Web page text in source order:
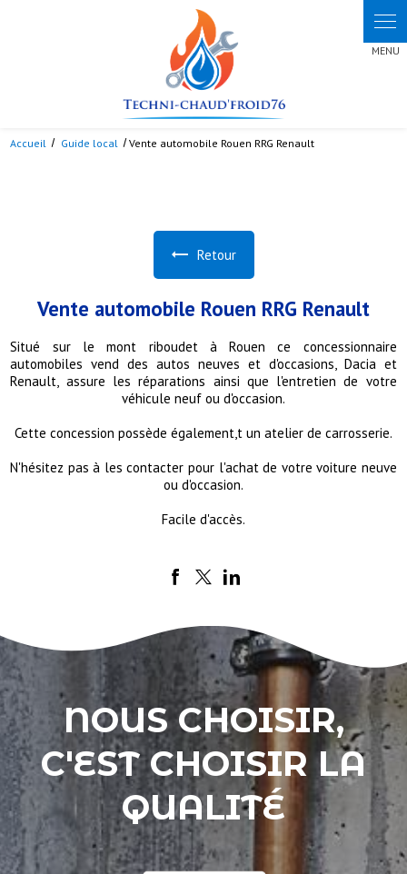
Accueil Guide local Vente automobile Rouen RRG Renault
Retour
Vente automobile Rouen RRG Renault
Situé sur le mont riboudet à Rouen ce concessionnaire
automobiles vend des autos neuves et d'occasions, Dacia et
Renault, assure les réparations ainsi que l'entretien de votre
véhicule neuf ou d'occasion.
Cette concession possède également,t un atelier de carrosserie.
N'hésitez pas à les contacter pour l'achat de votre voiture neuve
ou d'occasion.
Facile d'accès.
NOUS CHOISIR,
C'EST CHOISIR LA
QUALITÉ